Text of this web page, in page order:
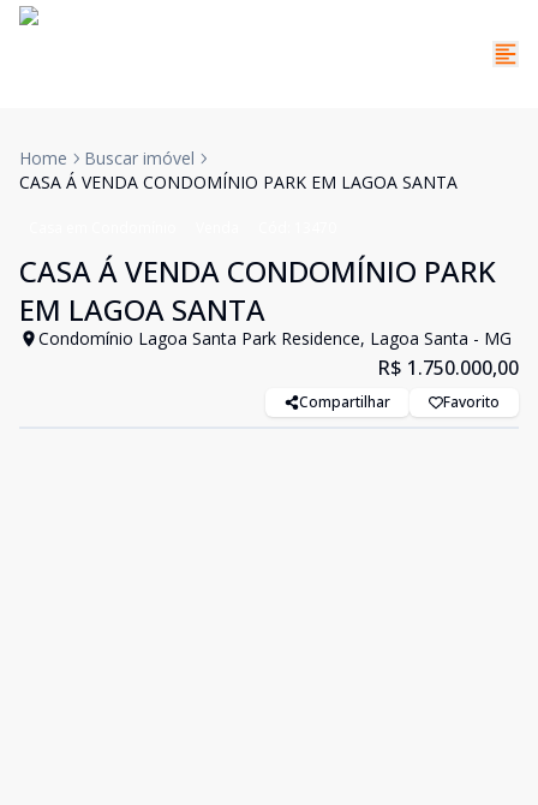
Home
Buscar imóvel
CASA Á VENDA CONDOMÍNIO PARK EM LAGOA SANTA
CASA Á VENDA CONDOMÍNIO PARK
EM LAGOA SANTA
Condomínio Lagoa Santa Park Residence, Lagoa Santa - MG
R$ 1.750.000,00
Compartilhar Favorito